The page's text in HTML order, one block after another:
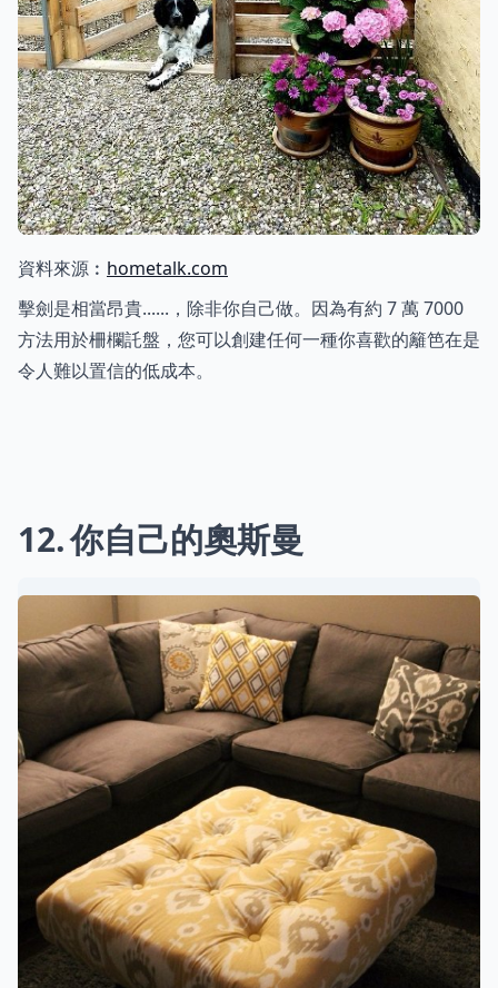
資料來源︰ hometalk.com
擊劍是相當昂貴......，除非你自己做。因為有約 7 萬 7000
方法用於柵欄託盤，您可以創建任何一種你喜歡的籬笆在是
令人難以置信的低成本。
12 你自己的奧斯曼